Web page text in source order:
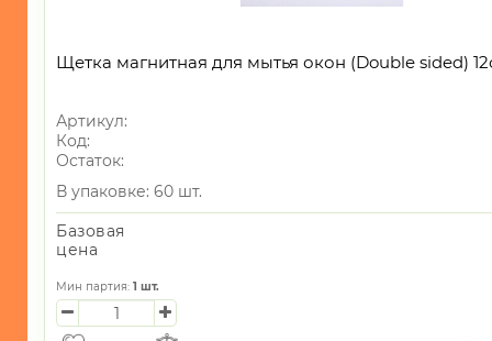
Щетка магнитная для мытья окон (Double sided)
Артикул:
Код:
Остаток:
В упаковке: 60 шт.
Базовая
цена
Мин партия: 1 шт.